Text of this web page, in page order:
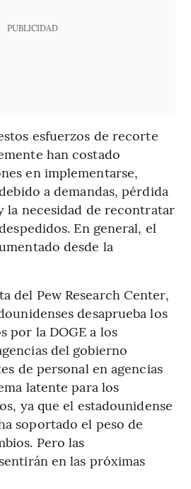
PUBLICIDAD
esfuerzos de recorte
han costado
en implementarse,
a demandas, pérdida
la necesidad de recontratar
En general, el
desde la
del Pew Research Center,
desaprueba los
por la DOGE a los
del gobierno
de personal en agencias
latente para los
ya que el estadounidense
soportado el peso de
Pero las
en las próximas